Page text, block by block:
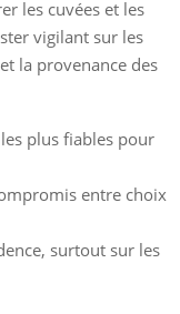
les cuvées et les
vigilant sur les
la provenance des
plus fiables pour
entre choix
surtout sur les